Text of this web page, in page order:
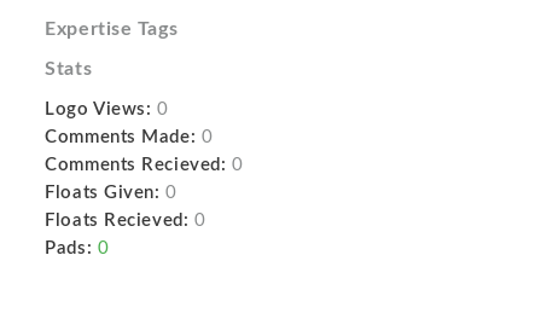
Expertise Tags
Stats
Logo Views: 0
Comments Made: 0
Comments Recieved: 0
Floats Given: 0
Floats Recieved: 0
Pads: 0